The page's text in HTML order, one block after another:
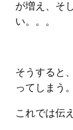
が増え、そ
い。。。
そうすると
ってしまう。
これでは伝